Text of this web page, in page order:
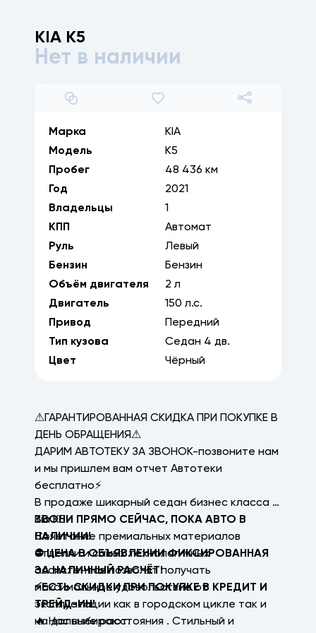
KIA K5
Нет в наличии
1/ 37
Марка
KIA
Модель
K5
Пробег
48 436 км
Год
2021
Владельцы
1
КПП
Автомат
Руль
Левый
Бензин
Бензин
Объём двигателя
2 л
Двигатель
150 л.с.
Привод
Передний
Тип кузова
Седан 4 дв.
Цвет
Чёрный
⚠ГАРАНТИРОВАННАЯ СКИДКА ПРИ ПОКУПКЕ В
ДЕНЬ ОБРАЩЕНИЯ⚠
ДАРИМ АВТОТЕКУ ЗА ЗВОНОК-позвоните нам
и мы пришлем вам отчет Автотеки
бесплатно⚡
В продаже шикарный седан бизнес класса -
Kia К5
Сочетание премиальных материалов
отделки и самых технологичных
ассистентов позволят получать
максимальное удовольствие от
эксплуатации как в городском цикле так и
на дальние расстояния . Стильный и
ЗВОНИ ПРЯМО СЕЙЧАС, ПОКА АВТО В
НАЛИЧИИ!
⛔ ЦЕНА В ОБЪЯВЛЕНИИ ФИКСИРОВАННАЯ
ЗА НАЛИЧНЫЙ РАСЧЁТ!
⚡ЕСТЬ СКИДКИ ПРИ ПОКУПКЕ В КРЕДИТ И
ТРЕЙД-ИН!
🔥 Нас выбирают: